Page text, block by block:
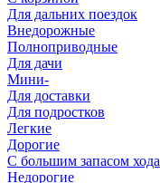
Для дальних поездок
Внедорожные
Полноприводные
Для дачи
Мини-
Для доставки
Для подростков
Легкие
Дорогие
С большим запасом хода
Недорогие